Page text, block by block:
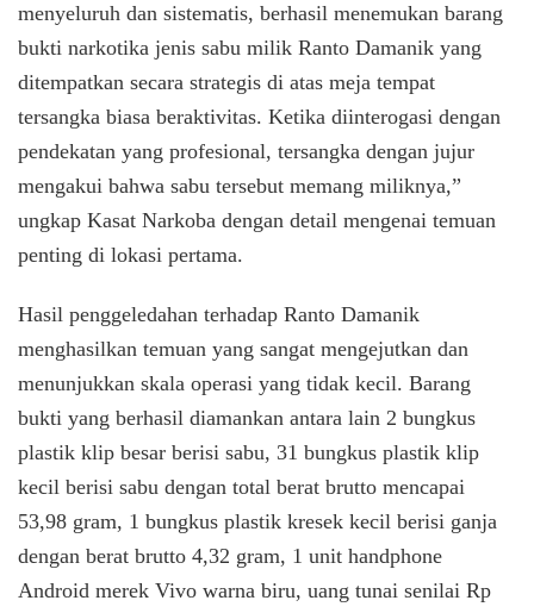
menyeluruh dan sistematis, berhasil menemukan barang
bukti narkotika jenis sabu milik Ranto Damanik yang
ditempatkan secara strategis di atas meja tempat
tersangka biasa beraktivitas. Ketika diinterogasi dengan
pendekatan yang profesional, tersangka dengan jujur
mengakui bahwa sabu tersebut memang miliknya,”
ungkap Kasat Narkoba dengan detail mengenai temuan
penting di lokasi pertama.
Hasil penggeledahan terhadap Ranto Damanik
menghasilkan temuan yang sangat mengejutkan dan
menunjukkan skala operasi yang tidak kecil. Barang
bukti yang berhasil diamankan antara lain 2 bungkus
plastik klip besar berisi sabu, 31 bungkus plastik klip
kecil berisi sabu dengan total berat brutto mencapai
53,98 gram, 1 bungkus plastik kresek kecil berisi ganja
dengan berat brutto 4,32 gram, 1 unit handphone
Android merek Vivo warna biru, uang tunai senilai Rp